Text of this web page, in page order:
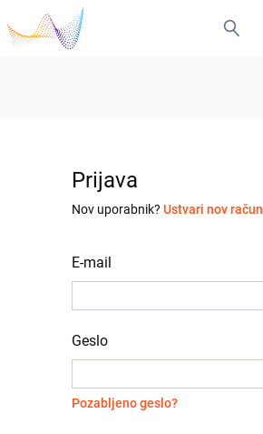
Prijava
Nov uporabnik? Ustvari nov račun
E-mail
Geslo
Pozabljeno geslo?